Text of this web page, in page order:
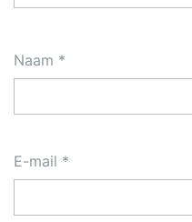
Naam *
E-mail *